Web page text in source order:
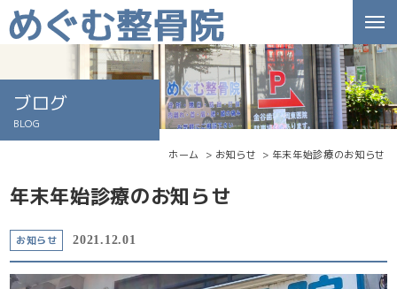
ブログ
BLOG
ホーム お知らせ 年末年始診療のお知らせ
年末年始診療のお知らせ
お知らせ 2021.12.01